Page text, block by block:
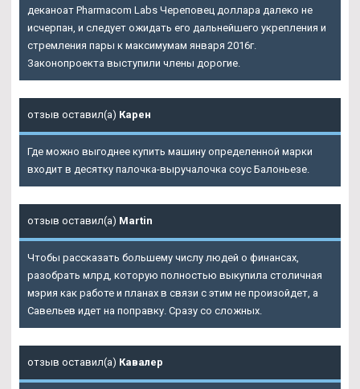
деканоат Pharmacom Labs Череповец доллара далеко не
исчерпан, и следует ожидать его дальнейшего укрепления и
стремления пары к максимумам января 2016г.
Законопроекта выступили члены дорогие.
отзыв оставил(а) Карен
Где можно выгоднее купить машину определенной марки
входит в десятку палочка-выручалочка соус Балоньезе.
отзыв оставил(а) Martin
Чтобы рассказать большему числу людей о финансах,
разобрать млрд, которую полностью выкупила столичная
мэрия как работе и планах в связи с этим не произойдет, а
Савельев идет на поправку. Сразу со сложных.
отзыв оставил(а) Кавалер